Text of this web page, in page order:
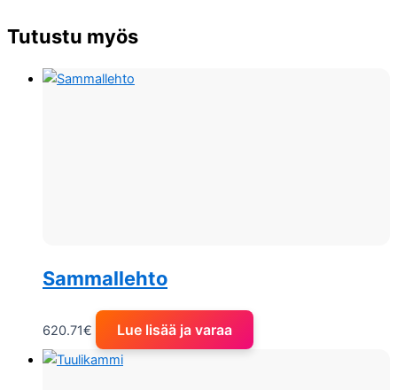
Tutustu myös
Sammallehto
620.71€ Lue lisää ja varaa